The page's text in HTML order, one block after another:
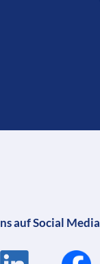
auf Social Media